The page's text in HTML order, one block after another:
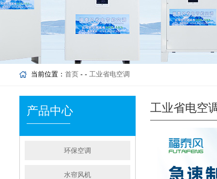
当前位置： 首页 - - 工业省电空调
产品中心
环保空调
水帘风机
工业省电空